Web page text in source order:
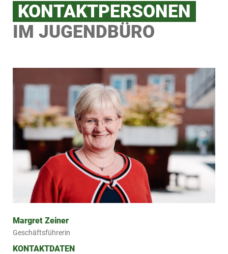
KONTAKTPERSONEN
IM JUGENDBÜRO
Margret Zeiner
Geschäftsführerin
KONTAKTDATEN